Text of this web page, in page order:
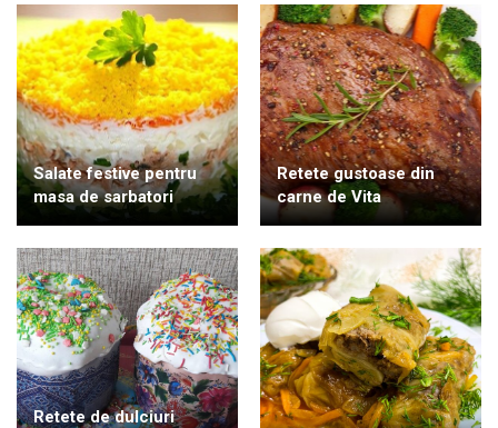
Salate festive pentru
masa de sarbatori
Retete gustoase din
carne de Vita
Retete de dulciuri